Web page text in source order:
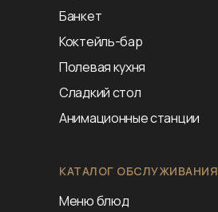
Банкет
Коктейль-бар
Полевая кухня
Сладкий стол
Анимационные станции
КАТАЛОГ ОБСЛУЖИВАНИЯ
Меню блюд